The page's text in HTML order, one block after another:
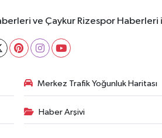
ve Çaykur Rizespor
Merkez Trafik Yoğunluk Haritası
Haber Arşivi